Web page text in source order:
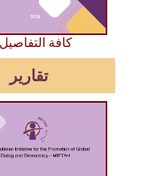
كافة التفاصيل
تقارير